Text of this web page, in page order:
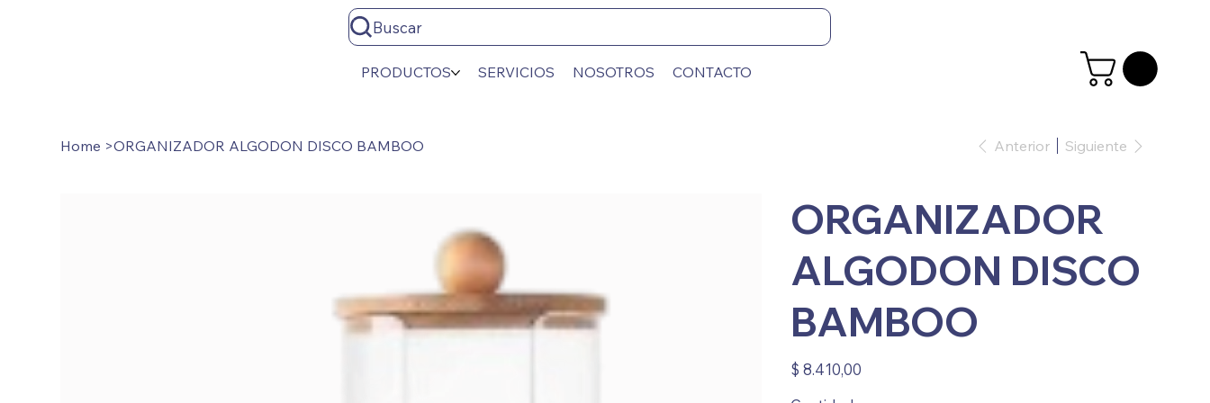
Buscar
PRODUCTOS SERVICIOS NOSOTROS CONTACTO
Home >ORGANIZADOR ALGODON DISCO BAMBOO Anterior Siguiente
ORGANIZADOR
ALGODON DISCO
BAMBOO
Precio
$ 8.410,00